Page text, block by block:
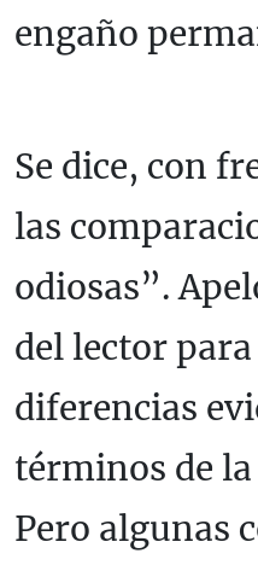
engaño
Se dice, con
las
odiosas”.
del lector
diferencias
términos de
Pero algunas